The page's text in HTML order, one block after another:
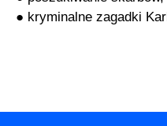
● kryminalne zagadki